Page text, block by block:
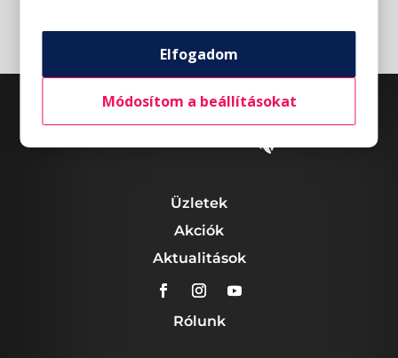
Üzletek
Akciók
Aktualitások
Rólunk
Elfogadom
Módosítom a beállításokat